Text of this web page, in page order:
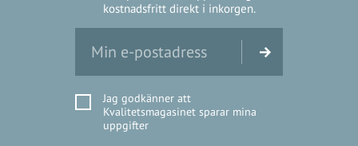
kostnadsfritt direkt i inkorgen.
Jag godkänner att
Kvalitetsmagasinet sparar mina
uppgifter